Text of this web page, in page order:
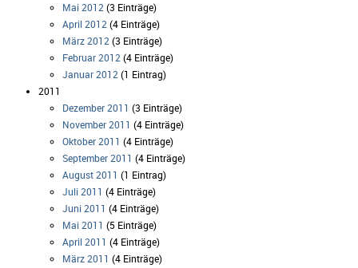
Mai 2012 (3 Einträge)
April 2012 (4 Einträge)
März 2012 (3 Einträge)
Februar 2012 (4 Einträge)
Januar 2012 (1 Eintrag)
2011
Dezember 2011 (3 Einträge)
November 2011 (4 Einträge)
Oktober 2011 (4 Einträge)
September 2011 (4 Einträge)
August 2011 (1 Eintrag)
Juli 2011 (4 Einträge)
Juni 2011 (4 Einträge)
Mai 2011 (5 Einträge)
April 2011 (4 Einträge)
März 2011 (4 Einträge)